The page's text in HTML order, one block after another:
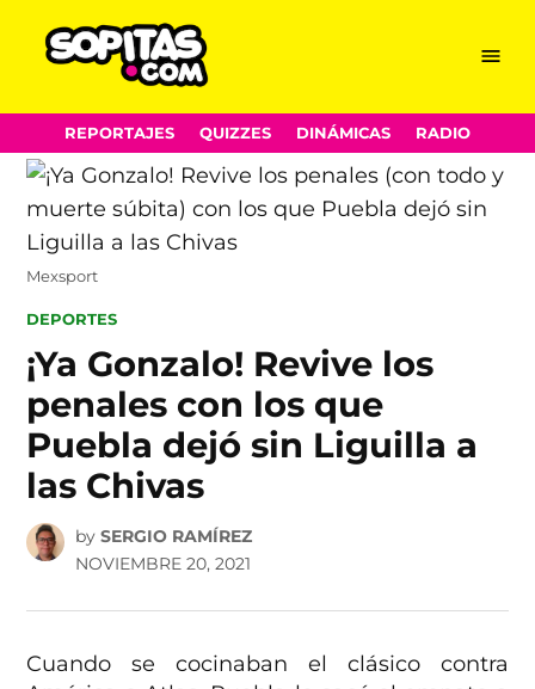
Skip
to
content
Menu
REPORTAJES QUIZZES DINÁMICAS RADIO
Mexsport
POSTED
DEPORTES
¡Ya Gonzalo! Revive los
penales con los que
Puebla dejó sin Liguilla a
las Chivas
by SERGIO RAMÍREZ
NOVIEMBRE 20, 2021
Cuando se cocinaban el clásico contra